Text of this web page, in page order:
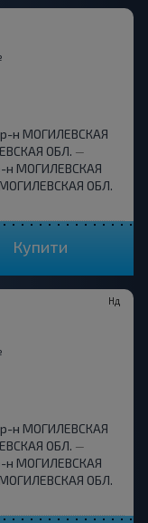
р-н МОГИЛЕВСКАЯ
ОБЛ. —
н МОГИЛЕВСКАЯ
МОГИЛЕВСКАЯ ОБЛ.
Купити
Нд
р-н МОГИЛЕВСКАЯ
ОБЛ. —
н МОГИЛЕВСКАЯ
МОГИЛЕВСКАЯ ОБЛ.